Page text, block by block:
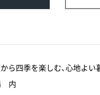
ら四季を楽しむ、心地よ
内